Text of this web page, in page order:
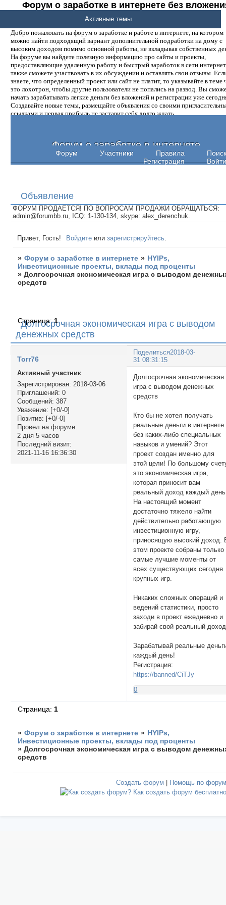
Форум о заработке в интернете без
денег.
Добро пожаловать на форум о заработке и работе в интернете, на котором
можно найти подходящий вариант дополнительной подработки на дому с
высоким доходом помимо основной работы, не вкладывая собственных
На форуме вы найдете полезную информацию про сайты и проекты,
предоставляющие удаленную работу и быстрый заработок в сети
также сможете участвовать в их обсуждении и оставлять свои отзывы.
знаете, что определенный проект или сайт не платит, то указывайте в теме
это лохотрон, чтобы другие пользователи не попались на развод. Вы
начать зарабатывать легкие деньги без вложений и регистрации уже
Создавайте новые темы, размещайте объявления со своими
ссылками и первая прибыль не заставит себя долго ждать.
Форум о заработке в интернете
Форум Участники Правила
Поиск
Регистрация
Войти
Активные темы
Объявление
ФОРУМ ПРОДАЕТСЯ! ПО ВОПРОСАМ ПРОДАЖИ ОБРАЩАТЬСЯ:
admin@forumbb.ru, ICQ: 1-130-134, skype: alex_derenchuk.
Привет, Гость! Войдите илизарегистрируйтесь
» Форум о заработке в интернете » HYIPs,
Инвестиционные проекты, вклады под проценты
»Долгосрочная экономическая игра с выводом
средств
Долгосрочная экономическая игра с выводом
денежных средств
Страница:1
Поделиться2018-03-
31 08:31:15
Torr76
Активный участник
Зарегистрирован: 2018-03-06
Приглашений: 0
Сообщений: 387
Уважение: [+0/-0]
Позитив: [+0/-0]
Провел на форуме:
2 дня 5 часов
Последний визит:
2021-11-16 16:36:30
Долгосрочная экономическая
игра с выводом денежных
средств
Кто бы не хотел получать
реальные деньги в интернете
без каких-либо специальных
навыков и умений? Этот
проект создан именно для
этой цели! По большому
это экономическая игра,
которая приносит вам
реальный доход каждый
На настоящий момент
достаточно тяжело найти
действительно работающую
инвестиционную игру,
приносящую высокий доход.
этом проекте собраны только
самые лучшие моменты от
всех существующих сегодня
крупных игр.
Никаких сложных операций и
ведений статистики, просто
заходи в проект ежедневно и
забирай свой реальный
Зарабатывай реальные
каждый день!
Регистрация:
https://banned/CiTJy
0
Страница: 1
» Форум о заработке в интернете » HYIPs,
Инвестиционные проекты, вклады под проценты
»Долгосрочная экономическая игра с выводом
средств
Создать форум Помощь по